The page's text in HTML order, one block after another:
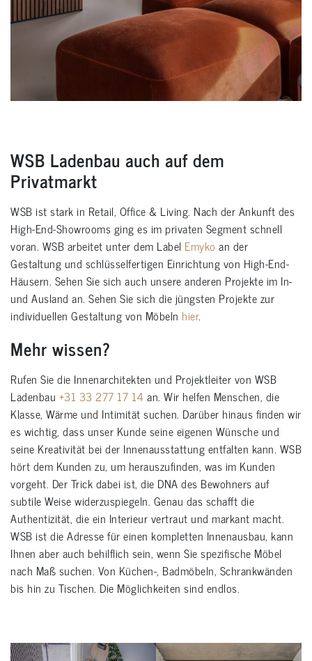
WSB Ladenbau auch auf dem
Privatmarkt
WSB ist stark in Retail, Office & Living. Nach der Ankunft des
High-End-Showrooms ging es im privaten Segment schnell
voran. WSB arbeitet unter dem Label Emyko an der
Gestaltung und schlüsselfertigen Einrichtung von High-End-
Häusern. Sehen Sie sich auch unsere anderen Projekte im In-
und Ausland an. Sehen Sie sich die jüngsten Projekte zur
individuellen Gestaltung von Möbeln hier.
Mehr wissen?
Rufen Sie die Innenarchitekten und Projektleiter von WSB
Ladenbau +31 33 277 17 14an. Wir helfen Menschen, die
Klasse, Wärme und Intimität suchen. Darüber hinaus finden wir
es wichtig, dass unser Kunde seine eigenen Wünsche und
seine Kreativität bei der Innenausstattung entfalten kann. WSB
hört dem Kunden zu, um herauszufinden, was im Kunden
vorgeht. Der Trick dabei ist, die DNA des Bewohners auf
subtile Weise widerzuspiegeln. Genau das schafft die
Authentizität, die ein Interieur vertraut und markant macht.
WSB ist die Adresse für einen kompletten Innenausbau, kann
Ihnen aber auch behilflich sein, wenn Sie spezifische Möbel
nach Maß suchen. Von Küchen-, Badmöbeln, Schrankwänden
bis hin zu Tischen. Die Möglichkeiten sind endlos.